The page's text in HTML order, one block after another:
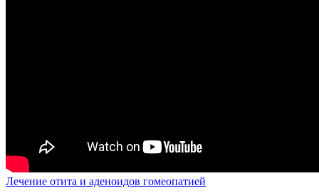
Лечение отита и аденоидов гомеопатией